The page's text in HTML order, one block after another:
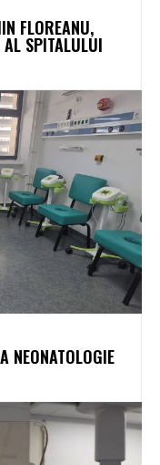
FLOREANU,
SPITALULUI
NEONATOLOGIE